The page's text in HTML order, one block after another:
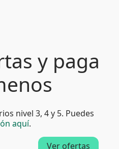
y paga
nivel 3, 4 y 5. Puedes
aquí.
Ver ofertas